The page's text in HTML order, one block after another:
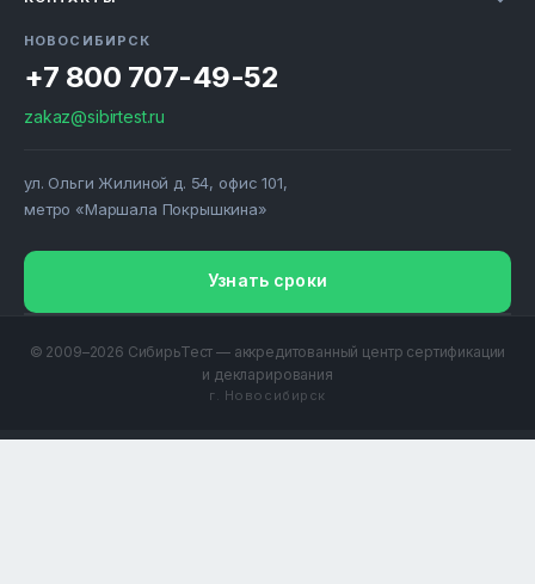
НОВОСИБИРСК
+7 800 707-49-52
zakaz@sibirtest.ru
ул. Ольги Жилиной д. 54, офис 101,
метро «Маршала Покрышкина»
Узнать сроки
© 2009–2026 СибирьТест — аккредитованный центр сертификации
и декларирования
г. Новосибирск